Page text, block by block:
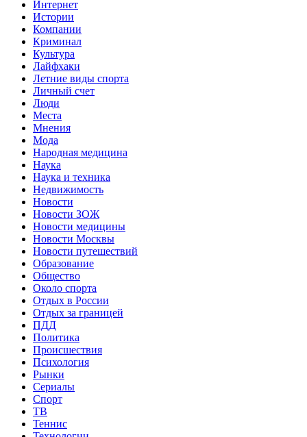
Интернет
Истории
Компании
Криминал
Культура
Лайфхаки
Летние виды спорта
Личный счет
Люди
Места
Мнения
Мода
Народная медицина
Наука
Наука и техника
Недвижимость
Новости
Новости ЗОЖ
Новости медицины
Новости Москвы
Новости путешествий
Образование
Общество
Около спорта
Отдых в России
Отдых за границей
ПДД
Политика
Происшествия
Психология
Рынки
Сериалы
Спорт
ТВ
Теннис